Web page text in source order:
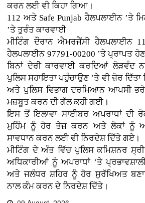
ਕਰਨ ਲਈ ਵੀ ਕਿਹਾ ਗਿਆ।
112 ਅਤੇ Safe Punjab ਹੈਲਪਲਾਈਨ ’ਤੇ
’ਤੇ ਤੁਰੰਤ ਕਾਰਵਾਈ
ਮੀਟਿੰਗ ਦੌਰਾਨ ਐਮਰਜੈਂਸੀ ਹੈਲਪਲਾਈਨ
ਹੈਲਪਲਾਈਨ 97791-00200 ’ਤੇ ਪ੍ਰਾਪਤ
ਬਿਨਾਂ ਦੇਰੀ ਕਾਰਵਾਈ ਕਰਦਿਆਂ ਲੋੜਵੰਦ
ਪੁਲਿਸ ਸਹਾਇਤਾ ਪਹੁੰਚਾਉਣ ’ਤੇ ਵੀ ਜ਼ੋਰ
ਅਤੇ ਪੁਲਿਸ ਵਿਭਾਗ ਦਰਮਿਆਨ ਆਪਸੀ
ਮਜ਼ਬੂਤ ਕਰਨ ਦੀ ਗੱਲ ਕਹੀ ਗਈ।
ਇਸ ਤੋਂ ਇਲਾਵਾ ਸਾਈਬਰ ਅਪਰਾਧਾਂ ਦੀ
ਮੁਹਿੰਮ ਨੂੰ ਹੋਰ ਤੇਜ਼ ਕਰਨ ਅਤੇ ਲੋਕਾਂ ਨੂੰ
ਸਾਵਧਾਨ ਕਰਨ ਲਈ ਵੀ ਨਿਰਦੇਸ਼ ਦਿੱਤੇ ਗਏ।
ਮੀਟਿੰਗ ਦੇ ਅੰਤ ਵਿੱਚ ਪੁਲਿਸ ਕਮਿਸ਼ਨਰ
ਅਧਿਕਾਰੀਆਂ ਨੂੰ ਅਪਰਾਧਾਂ ’ਤੇ
ਅਤੇ ਜਲੰਧਰ ਸ਼ਹਿਰ ਨੂੰ ਹੋਰ ਸੁਰੱਖਿਅਤ
ਨਾਲ ਕੰਮ ਕਰਨ ਦੇ ਨਿਰਦੇਸ਼ ਦਿੱਤੇ।